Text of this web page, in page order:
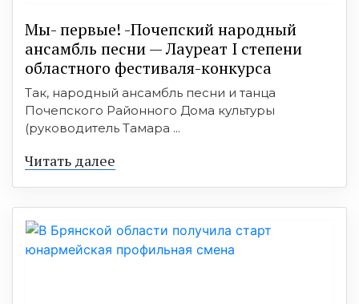
Мы- первые! -Почепский народный
ансамбль песни — Лауреат I степени
областного фестиваля-конкурса
Так, народный ансамбль песни и танца
Почепского Районного Дома культуры
(руководитель Тамара ...
Читать далее